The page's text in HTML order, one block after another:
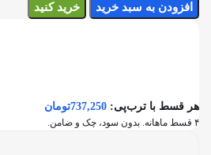
افزودن به سبد خرید خرید کنید
هر قسط با ترب‌پی: 737,250تومان
۴ قسط ماهانه. بدون سود، چک و ضامن.